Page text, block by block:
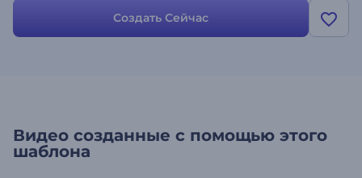
Создать Сейчас
Видео созданные с помощью этого
шаблона